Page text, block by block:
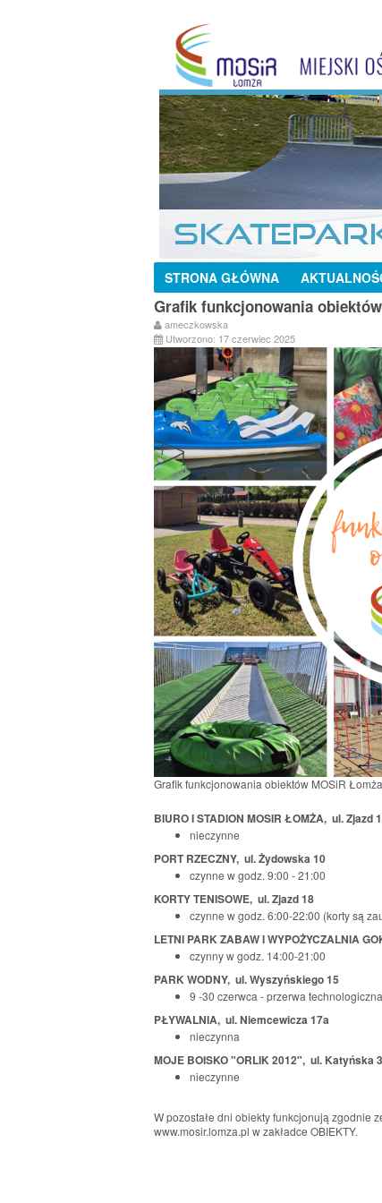
STRONA GŁÓWNA
Grafik funkcjonowania
ameczkowska
Utworzono: 17 czerwiec 2025
Grafik funkcjonowania obiektów MOSiR
BIURO I STADION MOSIR ŁOMŻA, ul. Zjazd
nieczynne
PORT RZECZNY, ul. Żydowska 10
czynne w godz. 9:00 - 21:00
KORTY TENISOWE, ul. Zjazd 18
czynne w godz. 6:00-22:00 (korty są
LETNI PARK ZABAW I WYPOŻYCZALNIA
czynny w godz. 14:00-21:00
PARK WODNY, ul. Wyszyńskiego 15
9 -30 czerwca - przerwa technologiczna
PŁYWALNIA, ul. Niemcewicza 17a
nieczynna
MOJE BOISKO "ORLIK 2012", ul. Katyńska 3
nieczynne
W pozostałe dni obiekty funkcjonują zgodnie
www.mosir.lomza.pl w zakładce OBIEKTY.